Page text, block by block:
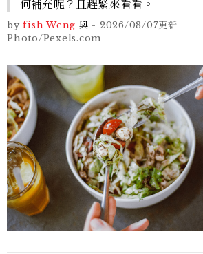
何補充呢？且趕緊來看看。
by fish Weng 與 - 2026/08/07更新
Photo/Pexels.com